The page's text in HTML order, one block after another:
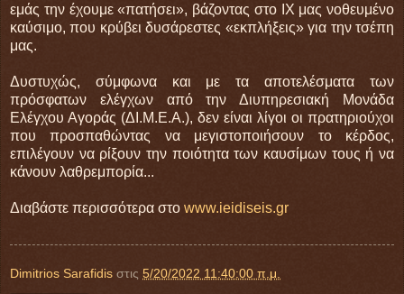
εμάς την έχουμε «πατήσει», βάζοντας στο ΙΧ μας νοθευμένο
καύσιμο, που κρύβει δυσάρεστες «εκπλήξεις» για την τσέπη
μας.
Δυστυχώς, σύμφωνα και με τα αποτελέσματα των
πρόσφατων ελέγχων από την Διυπηρεσιακή Μονάδα
Ελέγχου Αγοράς (ΔΙ.Μ.Ε.Α.), δεν είναι λίγοι οι πρατηριούχοι
που προσπαθώντας να μεγιστοποιήσουν το κέρδος,
επιλέγουν να ρίξουν την ποιότητα των καυσίμων τους ή να
κάνουν λαθρεμπορία...
Διαβάστε περισσότερα στο www.ieidiseis.gr
Dimitrios Sarafidis στις 5/20/2022 11:40:00 π.μ.